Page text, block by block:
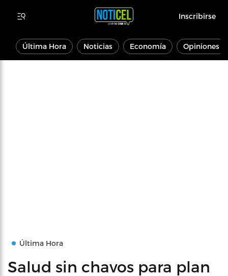
Inscribirse
Última Hora Noticias Economía Opiniones
Última Hora
Salud sin chavos para plan